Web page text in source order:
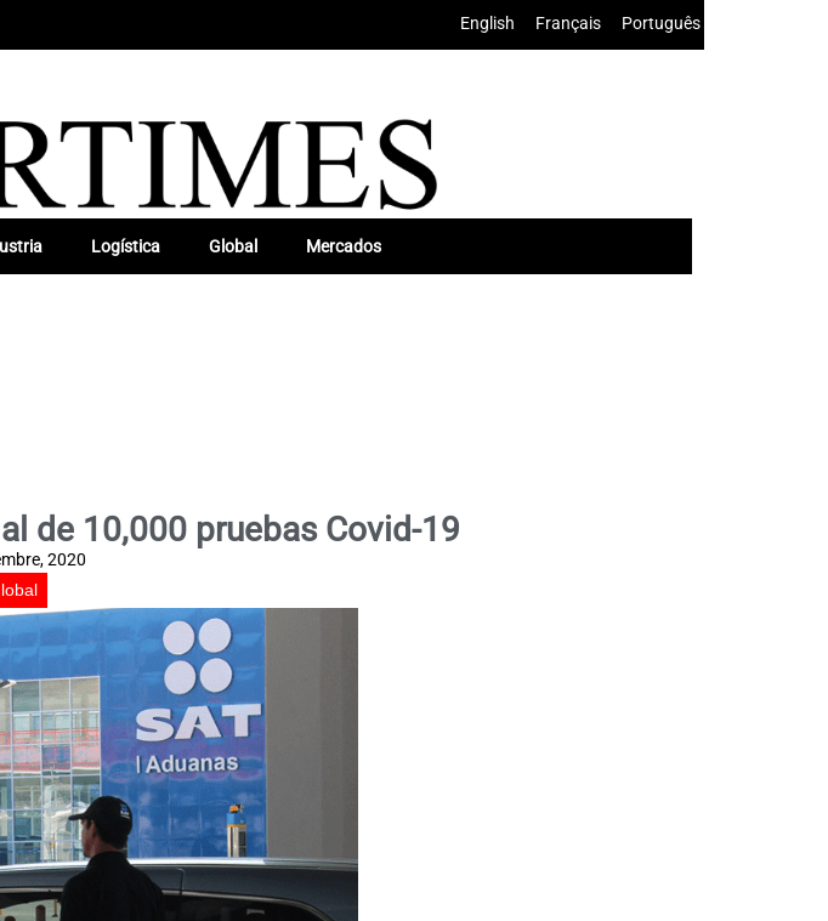
English Français Português
Logística Global Mercados
de 10,000 pruebas Covid-19
2020